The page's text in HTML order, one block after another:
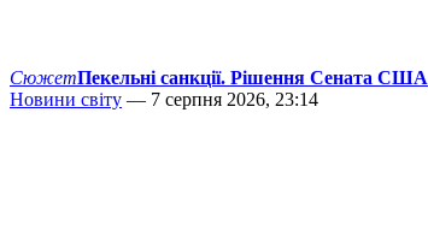
СюжетПекельні санкції. Рішення Сената США
Новини світу — 7 серпня 2026, 23:14